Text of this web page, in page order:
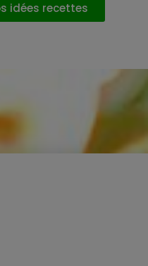
idées recettes